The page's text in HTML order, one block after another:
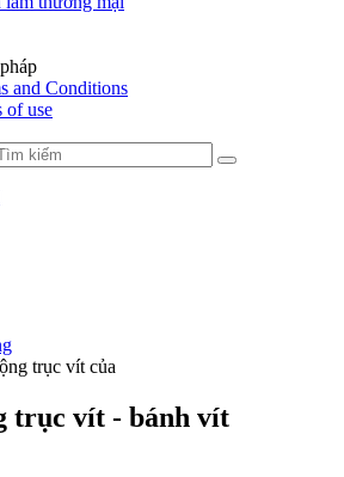
and Conditions
of use
trục vít của
trục vít - bánh vít